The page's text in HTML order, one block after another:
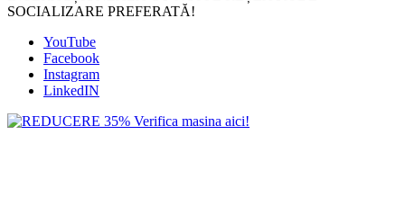
SOCIALIZARE PREFERATĂ!
YouTube
Facebook
Instagram
LinkedIN